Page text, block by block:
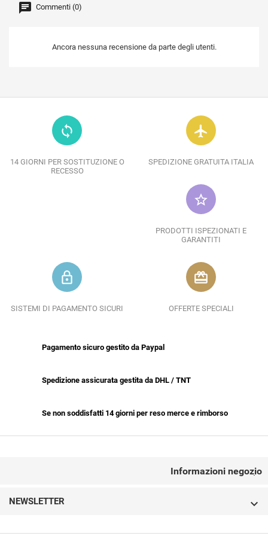
Commenti (0)
Ancora nessuna recensione da parte degli utenti.
loop
14 GIORNI PER SOSTITUZIONE O
RECESSO
flight
SPEDIZIONE GRATUITA ITALIA
star_border
PRODOTTI ISPEZIONATI E
GARANTITI
lock_outline
SISTEMI DI PAGAMENTO SICURI
redeem
OFFERTE SPECIALI
Pagamento sicuro gestito da Paypal
Spedizione assicurata gestita da DHL / TNT
Se non soddisfatti 14 giorni per reso merce e rimborso

NEWSLETTER 
Informazioni negozio